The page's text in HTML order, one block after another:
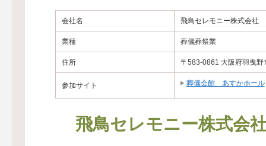
会社名 飛鳥セレモニー株式会社
業種 葬儀葬祭業
住所 〒583-0861 大阪府羽曳野
参加サイト 葬儀会館 あすかホール
飛鳥セレモニー株式会